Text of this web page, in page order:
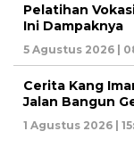
Pelatihan
Ini Dampaknya
5 Agustus 2026 |
Cerita Kang
Jalan Bangun
1 Agustus 2026 |